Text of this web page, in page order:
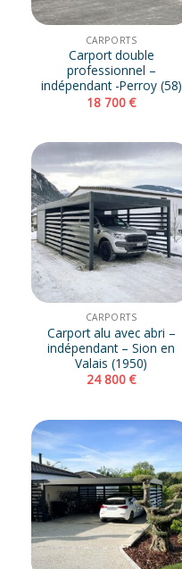
CARPORTS
Carport double
professionnel –
indépendant -Perroy (58)
18 700€
CARPORTS
Carport alu avec abri –
indépendant – Sion en
Valais (1950)
24 800€